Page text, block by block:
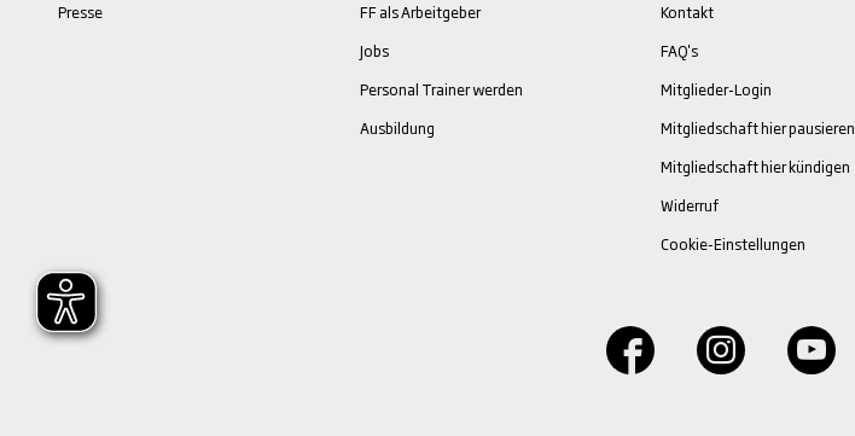
Presse
FF als Arbeitgeber
Jobs
Personal Trainer werden
Ausbildung
Kontakt
FAQ's
Mitglieder-Login
Mitgliedschaft hier pausieren
Mitgliedschaft hier kündigen
Widerruf
Cookie-Einstellungen